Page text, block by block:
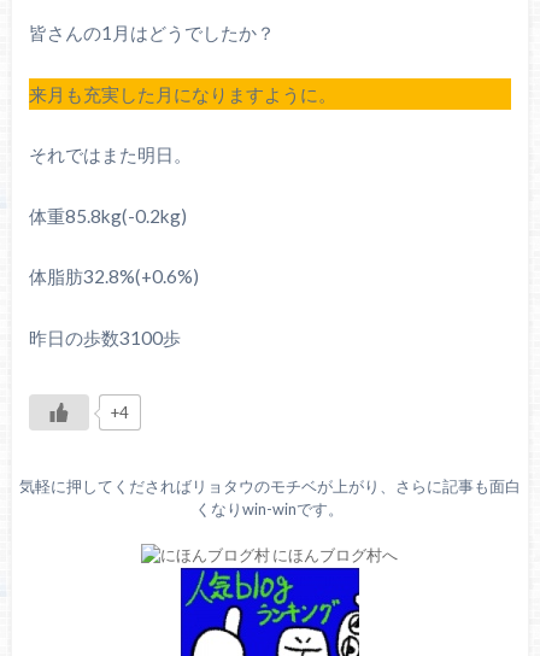
皆さんの1月はどうでしたか？
来月も充実した月になりますように。
それではまた明日。
体重85.8kg(-0.2kg)
体脂肪32.8%(+0.6%)
昨日の歩数3100歩
+4
気軽に押してくださればリョタウのモチベが上がり、さらに記事も面白
くなりwin-winです。